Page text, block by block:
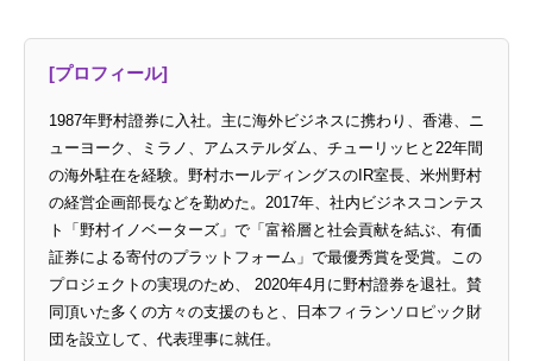
[プロフィール]
1987年野村證券に入社。主に海外ビジネスに携わり、香港、ニ
ューヨーク、ミラノ、アムステルダム、チューリッヒと22年間
の海外駐在を経験。野村ホールディングスのIR室長、米州野村
の経営企画部長などを勤めた。2017年、社内ビジネスコンテス
ト「野村イノベーターズ」で「富裕層と社会貢献を結ぶ、有価
証券による寄付のプラットフォーム」で最優秀賞を受賞。この
プロジェクトの実現のため、 2020年4月に野村證券を退社。賛
同頂いた多くの方々の支援のもと、日本フィランソロピック財
団を設立して、代表理事に就任。